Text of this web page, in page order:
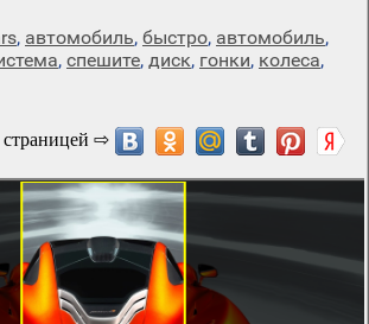
, автомобиль, быстро, автомобиль,
, спешите, диск, гонки, колеса,